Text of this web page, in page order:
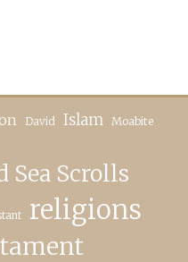
David Islam Moabite
Sea Scrolls
religions